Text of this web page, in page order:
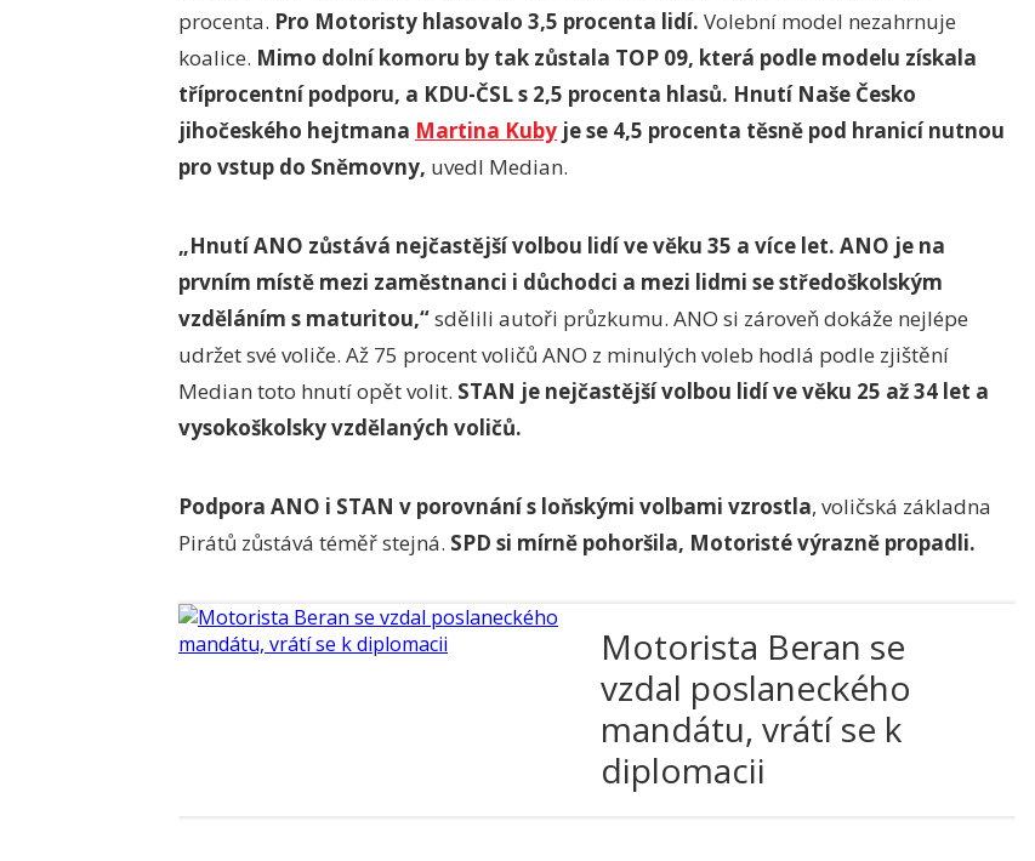
procenta. Pro Motoristy hlasovalo 3,5 procenta lidí. Volební model nezahrnuje
koalice. Mimo dolní komoru by tak zůstala TOP 09, která podle modelu získala
tříprocentní podporu, a KDU-ČSL s 2,5 procenta hlasů. Hnutí Naše Česko
jihočeského hejtmana Martina Kuby je se 4,5 procenta těsně pod hranicí nutnou
pro vstup do Sněmovny, uvedl Median.
„Hnutí ANO zůstává nejčastější volbou lidí ve věku 35 a více let. ANO je na
prvním místě mezi zaměstnanci i důchodci a mezi lidmi se středoškolským
vzděláním s maturitou,“sdělili autoři průzkumu. ANO si zároveň dokáže nejlépe
udržet své voliče. Až 75 procent voličů ANO z minulých voleb hodlá podle zjištění
Median toto hnutí opět volit. STAN je nejčastější volbou lidí ve věku 25 až 34 let a
vysokoškolsky vzdělaných voličů.
Podpora ANO i STAN v porovnání s loňskými volbami vzrostla, voličská základna
Pirátů zůstává téměř stejná. SPD si mírně pohoršila, Motoristé výrazně propadli.
Motorista Beran se
vzdal poslaneckého
mandátu, vrátí se k
diplomacii